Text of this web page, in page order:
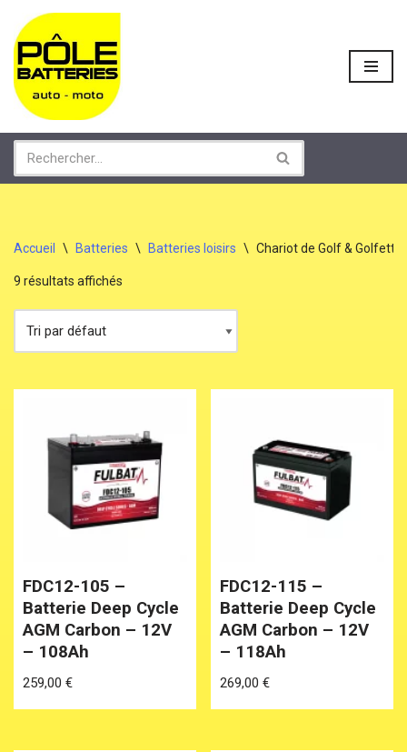
Aller
au
contenu
Accueil \ Batteries \ Batteries loisirs \ Chariot de Golf & Golfette
9 résultats affichés
FDC12-105 –
Batterie Deep Cycle
AGM Carbon – 12V
– 108Ah
259,00 €
FDC12-115 –
Batterie Deep Cycle
AGM Carbon – 12V
– 118Ah
269,00€